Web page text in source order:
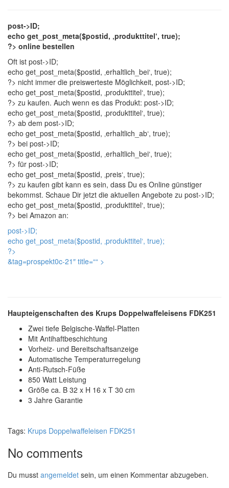
post->ID;
echo get_post_meta($postid, ‚produkttitel‘, true);
?> online bestellen
Oft ist post->ID;
echo get_post_meta($postid, ‚erhaltlich_bei‘, true);
?> nicht immer die preiswerteste Möglichkeit, post->ID;
echo get_post_meta($postid, ‚produkttitel‘, true);
?> zu kaufen. Auch wenn es das Produkt: post->ID;
echo get_post_meta($postid, ‚produkttitel‘, true);
?> ab dem post->ID;
echo get_post_meta($postid, ‚erhaltlich_ab‘, true);
?> bei post->ID;
echo get_post_meta($postid, ‚erhaltlich_bei‘, true);
?> für post->ID;
echo get_post_meta($postid, ‚preis‘, true);
?> zu kaufen gibt kann es sein, dass Du es Online günstiger
bekommst. Schaue Dir jetzt die aktuellen Angebote zu post->ID;
echo get_post_meta($postid, ‚produkttitel‘, true);
?> bei Amazon an:
post->ID;
echo get_post_meta($postid, ‚produkttitel‘, true);
?>
&tag=prospekt0c-21″ title=““ >
Haupteigenschaften des Krups Doppelwaffeleisens FDK251
Zwei tiefe Belgische-Waffel-Platten
Mit Antihaftbeschichtung
Vorheiz- und Bereitschaftsanzeige
Automatische Temperaturregelung
Anti-Rutsch-Füße
850 Watt Leistung
Größe ca. B 32 x H 16 x T 30 cm
3 Jahre Garantie
Tags: Krups Doppelwaffeleisen FDK251
No comments
Du musst angemeldet sein, um einen Kommentar abzugeben.